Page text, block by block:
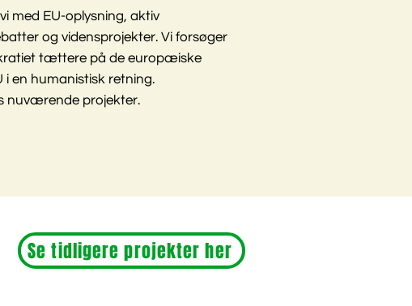
med EU-oplysning, aktiv
og vidensprojekter. Vi forsøger
tættere på de europæiske
i en humanistisk retning.
nuværende projekter.
Se tidligere projekter her